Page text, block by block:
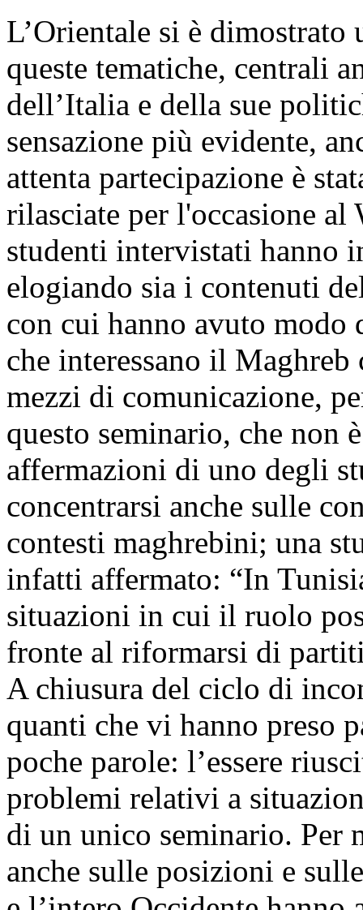
L’Orientale si è
queste tematiche, centrali
dell’Italia e della sue
sensazione più evidente,
attenta partecipazione è
rilasciate per l'occasione
studenti intervistati hanno
elogiando sia i contenuti
con cui hanno avuto
che interessano il
mezzi di comunicazione,
questo seminario, che non
affermazioni di uno degli
concentrarsi anche sulle
contesti maghrebini; una
infatti affermato: “In
situazioni in cui il ruolo
fronte al riformarsi di
A chiusura del ciclo di
quanti che vi hanno preso
poche parole: l’essere
problemi relativi a
di un unico seminario.
anche sulle posizioni e